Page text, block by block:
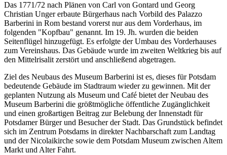
Das 1771/72 nach Plänen von Carl von Gontard und Georg
Christian Unger erbaute Bürgerhaus nach Vorbild des Palazzo
Barberini in Rom bestand vorerst nur aus dem Vorderhaus, im
folgenden "Kopfbau" genannt. Im 19. Jh. wurden die beiden
Seitenflügel hinzugefügt. Es erfolgte der Umbau des Vorderhauses
zum Vereinshaus. Das Gebäude wurde im zweiten Weltkrieg bis auf
den Mittelrisalit zerstört und anschließend abgetragen.
Ziel des Neubaus des Museum Barberini ist es, dieses für Potsdam
bedeutende Gebäude im Stadtraum wieder zu gewinnen. Mit der
geplanten Nutzung als Museum und Café bietet der Neubau des
Museum Barberini die größtmögliche öffentliche Zugänglichkeit
und einen großartigen Beitrag zur Belebung der Innenstadt für
Potsdamer Bürger und Besucher der Stadt. Das Grundstück befindet
sich im Zentrum Potsdams in direkter Nachbarschaft zum Landtag
und der Nicolaikirche sowie dem Potsdam Museum zwischen Altem
Markt und Alter Fahrt.